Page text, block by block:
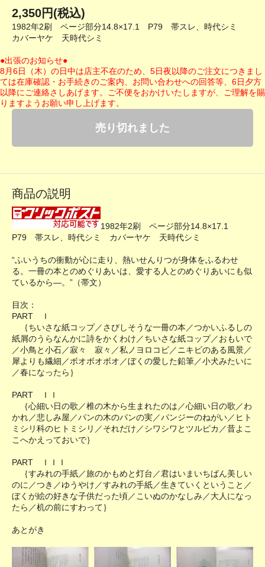
2,350円(税込)
1982年2刷 ページ部分14.8×17.1 P79 帯スレ、時代シミ
カバーヤケ 天時代シミ
●出張のお知らせ●
8月6日（木）の日中は店主不在のため、5日夜以降のご注文につきまし
ては在庫確認・お手続きのご案内、お問い合わせへの回答等、6日夕方
以降にご連絡さしあげます。ご不便をおかけいたしますが、ご理解を賜
りますようお願い申し上げます。
売り切れました
商品の説明
1982年2刷 ページ部分14.8×17.1
P79 帯スレ、時代シミ カバーヤケ 天時代シミ
“ふいうちの衝動が心に走り、熱いせんりつが身体をふるわせ
る。一冊の本とのめぐりあいは、愛する人とのめぐりあいにも似
ているから―。”（帯文）
目次：
PART Ｉ
｛ちいさな紙コップ／さびしそうな一冊の本／つかいふるしの
紙屑のうらなんかに詩をかくわけ／ちいさな紙コップ／おもいで
／小鳥と小石／寂々 寂々／私ノヨロコビ／ニキビのある風景／
犀よりも繊細／ボオボオボオ／ぼくの愛した鉛筆／小犬みたいに
／春になったら｝
PART ＩＩ
｛心細い日の歌／椎の木から生まれたのは／心細い日の歌／わ
かれ／悲しみ屋／パンの木のパンの実／パンジーのねがい／ヒト
ミシリ科のヒトミシリ／それだけ／シワシワとツルピカ／昔よこ
こへかえっておいで｝
PART ＩＩＩ
｛すみれの手紙／旅のかもめと灯台／君はいまいちばん美しい
のに／つき／ゆうやけ／すみれの手紙／生きていくということ／
ぼくが絵の好きな子供だった頃／こいぬのかなしみ／大人になっ
たら／机の前にすわって｝
あとがき